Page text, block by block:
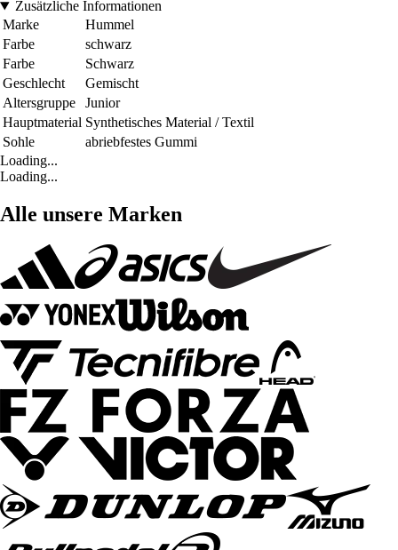
Zusätzliche Informationen
Marke
Hummel
Farbe
schwarz
Farbe
Schwarz
Geschlecht
Gemischt
Altersgruppe
Junior
Hauptmaterial Synthetisches Material / Textil
Sohle
abriebfestes Gummi
Loading...
Loading...
Alle unsere Marken